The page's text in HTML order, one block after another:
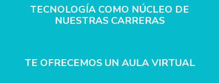
TECNOLOGÍA COMO NÚCLEO DE
NUESTRAS CARRERAS
TE OFRECEMOS UN AULA VIRTUAL